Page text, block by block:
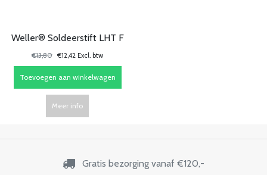
Weller® Soldeerstift LHT F
€13,80 €12,42 Excl. btw
Toevoegen aan winkelwagen
Meer info
Gratis bezorging vanaf €120,-